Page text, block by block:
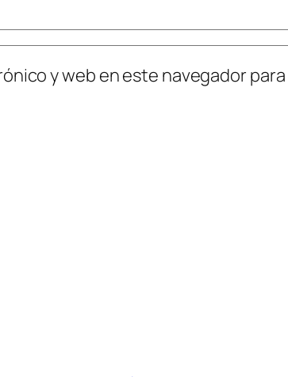
y web en este navegador